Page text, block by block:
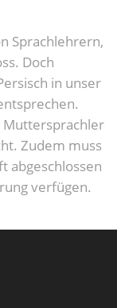
Sprachlehrern,
Doch
in unser
Muttersprachler
Zudem muss
abgeschlossen
verfügen.